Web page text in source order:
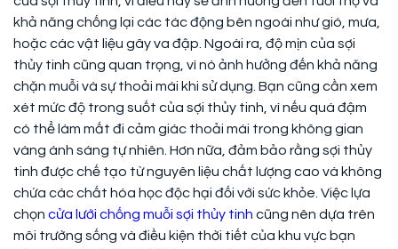
khả năng chống lại các tác động bên ngoài như gió, mưa,
hoặc các vật liệu gây va đập. Ngoài ra, độ mịn của sợi
thủy tinh cũng quan trọng, vì nó ảnh hưởng đến khả năng
chặn muỗi và sự thoải mái khi sử dụng. Bạn cũng cần xem
xét mức độ trong suốt của sợi thủy tinh, vì nếu quá đậm
có thể làm mất đi cảm giác thoải mái trong không gian
vàng ánh sáng tự nhiên. Hơn nữa, đảm bảo rằng sợi thủy
tinh được chế tạo từ nguyên liệu chất lượng cao và không
chứa các chất hóa học độc hại đối với sức khỏe. Việc lựa
chọn cửa lưới chống muỗi sợi thủy tinh cũng nên dựa trên
môi trường sống và điều kiện thời tiết của khu vực bạn